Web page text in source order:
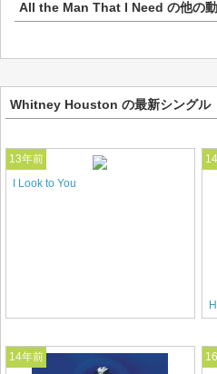
All the Man That I Need の他の
Whitney Houston の最新シングル
13年前
I Look to You
14年前